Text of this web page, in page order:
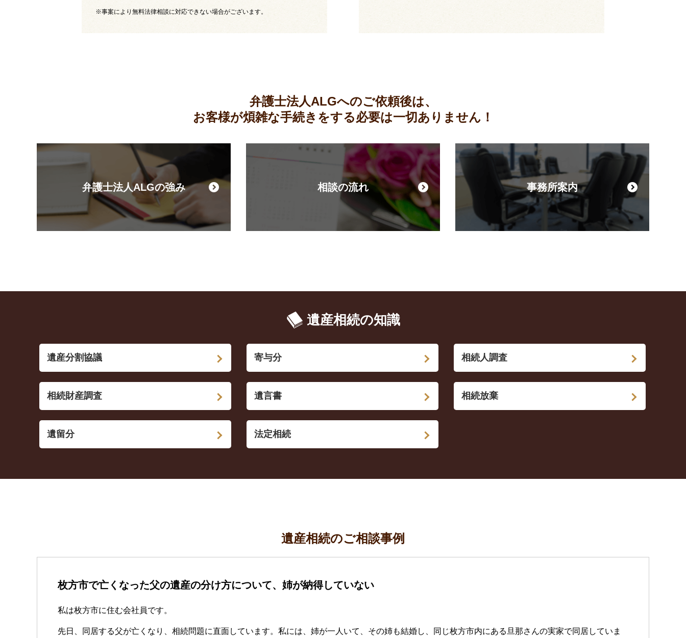
※事案により無料法律相談に対応できない場合がございます。
弁護士法人ALGへのご依頼後は、
お客様が煩雑な手続きをする必要は一切ありません！
弁護士法人ALGの強み 相談の流れ 事務所案内
遺産相続の知識
遺産分割協議 寄与分 相続人調査
相続財産調査 遺言書 相続放棄
遺留分 法定相続
遺産相続のご相談事例
枚方市で亡くなった父の遺産の分け方について、姉が納得していない
私は枚方市に住む会社員です。
先日、同居する父が亡くなり、相続問題に直面しています。私には、姉が一人いて、その姉も結婚し、同じ枚方市内にある旦那さんの実家で同居していま